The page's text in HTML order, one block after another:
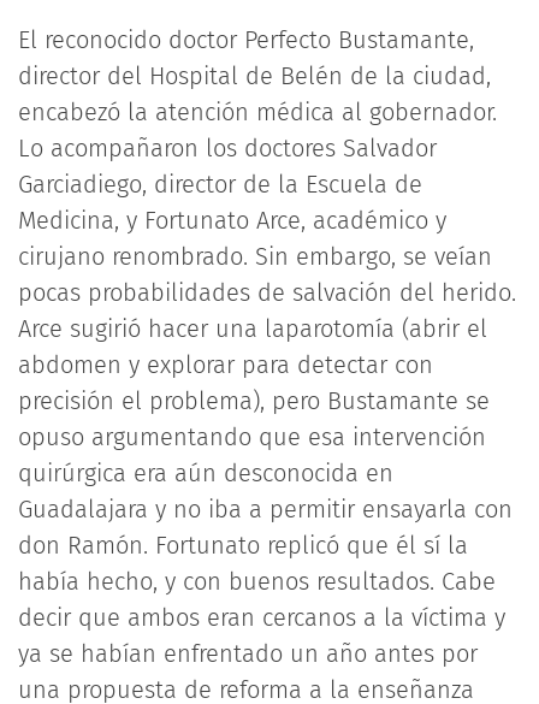
El reconocido doctor Perfecto Bustamante,
director del Hospital de Belén de la ciudad,
encabezó la atención médica al gobernador.
Lo acompañaron los doctores Salvador
Garciadiego, director de la Escuela de
Medicina, y Fortunato Arce, académico y
cirujano renombrado. Sin embargo, se veían
pocas probabilidades de salvación del herido.
Arce sugirió hacer una laparotomía (abrir el
abdomen y explorar para detectar con
precisión el problema), pero Bustamante se
opuso argumentando que esa intervención
quirúrgica era aún desconocida en
Guadalajara y no iba a permitir ensayarla con
don Ramón. Fortunato replicó que él sí la
había hecho, y con buenos resultados. Cabe
decir que ambos eran cercanos a la víctima y
ya se habían enfrentado un año antes por
una propuesta de reforma a la enseñanza